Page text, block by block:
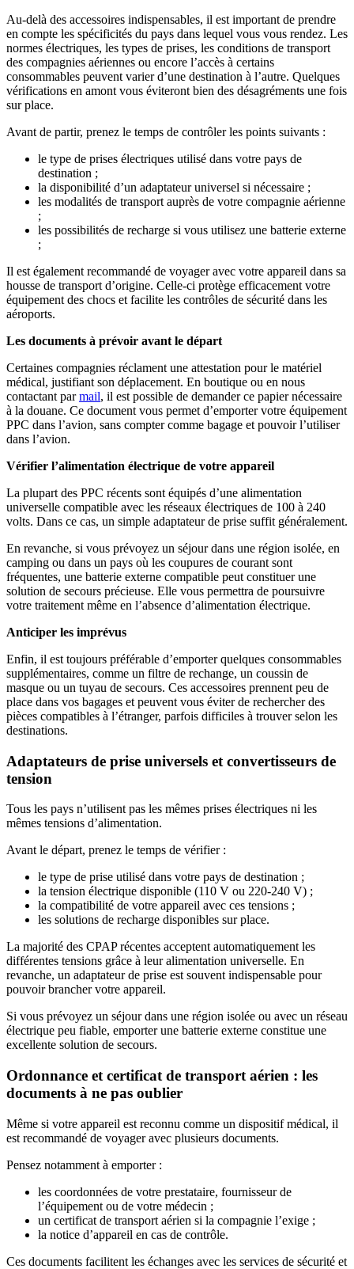
Au-delà des accessoires indispensables, il est important de prendre
en compte les spécificités du pays dans lequel vous vous rendez. Les
normes électriques, les types de prises, les conditions de transport
des compagnies aériennes ou encore l’accès à certains
consommables peuvent varier d’une destination à l’autre. Quelques
vérifications en amont vous éviteront bien des désagréments une fois
sur place.
Avant de partir, prenez le temps de contrôler les points suivants :
le type de prises électriques utilisé dans votre pays de
destination ;
la disponibilité d’un adaptateur universel si nécessaire ;
les modalités de transport auprès de votre compagnie aérienne
;
les possibilités de recharge si vous utilisez une batterie externe
;
Il est également recommandé de voyager avec votre appareil dans sa
housse de transport d’origine. Celle-ci protège efficacement votre
équipement des chocs et facilite les contrôles de sécurité dans les
aéroports.
Les documents à prévoir avant le départ
Certaines compagnies réclament une attestation pour le matériel
médical, justifiant son déplacement. En boutique ou en nous
contactant parmail, il est possible de demander ce papier nécessaire
à la douane. Ce document vous permet d’emporter votre équipement
PPC dans l’avion, sans compter comme bagage et pouvoir l’utiliser
dans l’avion.
Vérifier l’alimentation électrique de votre appareil
La plupart des PPC récents sont équipés d’une alimentation
universelle compatible avec les réseaux électriques de 100 à 240
volts. Dans ce cas, un simple adaptateur de prise suffit généralement.
En revanche, si vous prévoyez un séjour dans une région isolée, en
camping ou dans un pays où les coupures de courant sont
fréquentes, une batterie externe compatible peut constituer une
solution de secours précieuse. Elle vous permettra de poursuivre
votre traitement même en l’absence d’alimentation électrique.
Anticiper les imprévus
Enfin, il est toujours préférable d’emporter quelques consommables
supplémentaires, comme un filtre de rechange, un coussin de
masque ou un tuyau de secours. Ces accessoires prennent peu de
place dans vos bagages et peuvent vous éviter de rechercher des
pièces compatibles à l’étranger, parfois difficiles à trouver selon les
destinations.
Adaptateurs de prise universels et convertisseurs de
tension
Tous les pays n’utilisent pas les mêmes prises électriques ni les
mêmes tensions d’alimentation.
Avant le départ, prenez le temps de vérifier :
le type de prise utilisé dans votre pays de destination ;
la tension électrique disponible (110 V ou 220-240 V) ;
la compatibilité de votre appareil avec ces tensions ;
les solutions de recharge disponibles sur place.
La majorité des CPAP récentes acceptent automatiquement les
différentes tensions grâce à leur alimentation universelle. En
revanche, un adaptateur de prise est souvent indispensable pour
pouvoir brancher votre appareil.
Si vous prévoyez un séjour dans une région isolée ou avec un réseau
électrique peu fiable, emporter une batterie externe constitue une
excellente solution de secours.
Ordonnance et certificat de transport aérien : les
documents à ne pas oublier
Même si votre appareil est reconnu comme un dispositif médical, il
est recommandé de voyager avec plusieurs documents.
Pensez notamment à emporter :
les coordonnées de votre prestataire, fournisseur de
l’équipement ou de votre médecin ;
un certificat de transport aérien si la compagnie l’exige ;
la notice d’appareil en cas de contrôle.
Ces documents facilitent les échanges avec les services de sécurité et